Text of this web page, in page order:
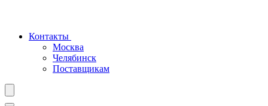
Контакты
Москва
Челябинск
Поставщикам